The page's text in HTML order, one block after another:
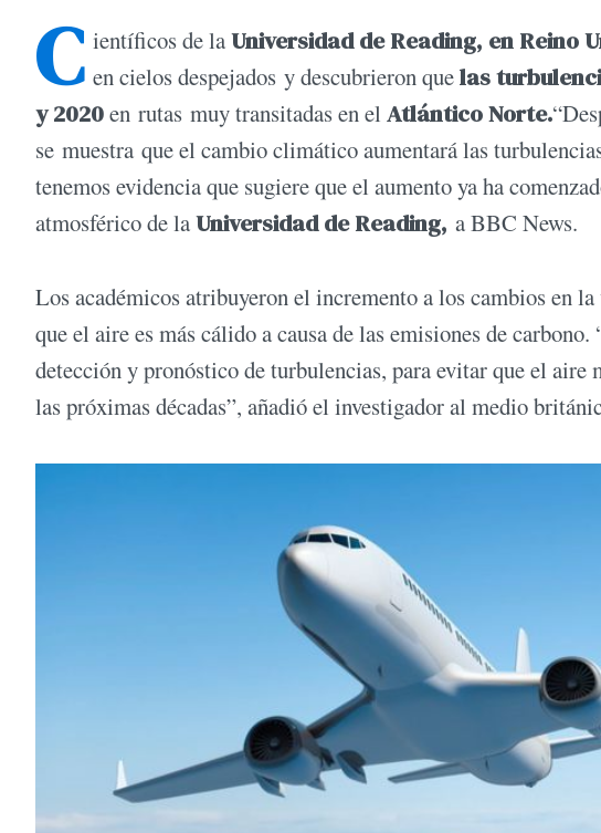
C ientíficos de laUniversidad de Reading, en Reino
en cielos despejados y descubrieron quelas
y 2020en rutas muy transitadas en el Atlántico Norte.
se muestra que el cambio climático aumentará las
tenemos evidencia que sugiere que el aumento ya ha
atmosférico de laUniversidad de Reading, a BBC News.
Los académicos atribuyeron el incremento a los cambios en
que el aire es más cálido a causa de las emisiones de
detección y pronóstico de turbulencias, para evitar que el aire
las próximas décadas”, añadió el investigador al medio